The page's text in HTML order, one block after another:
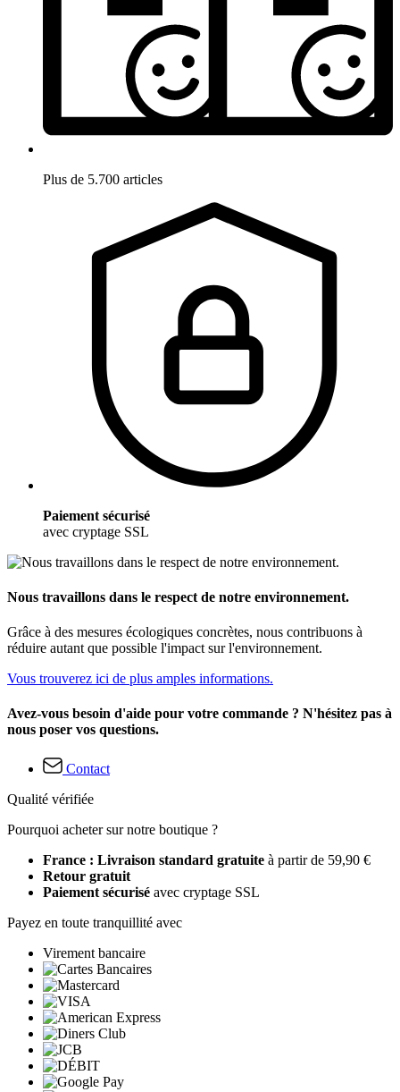
Plus de 5.700 articles
Paiement sécurisé
avec cryptage SSL
Nous travaillons dans le respect de notre environnement.
Grâce à des mesures écologiques concrètes, nous contribuons à
réduire autant que possible l'impact sur l'environnement.
Vous trouverez ici de plus amples informations.
Avez-vous besoin d'aide pour votre commande ? N'hésitez pas à
nous poser vos questions.
Contact
Qualité vérifiée
Pourquoi acheter sur notre boutique ?
France : Livraison standard gratuite à partir de 59,90 €
Retour gratuit
Paiement sécurisé avec cryptage SSL
Payez en toute tranquillité avec
Virement bancaire